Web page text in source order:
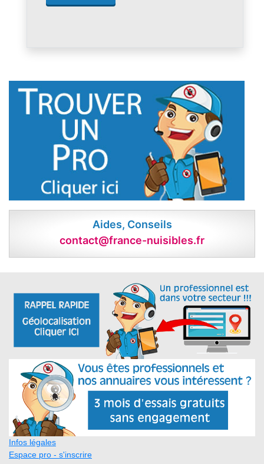
Aides, Conseils
contact@france-nuisibles.fr
Infos légales
Espace pro - s'inscrire